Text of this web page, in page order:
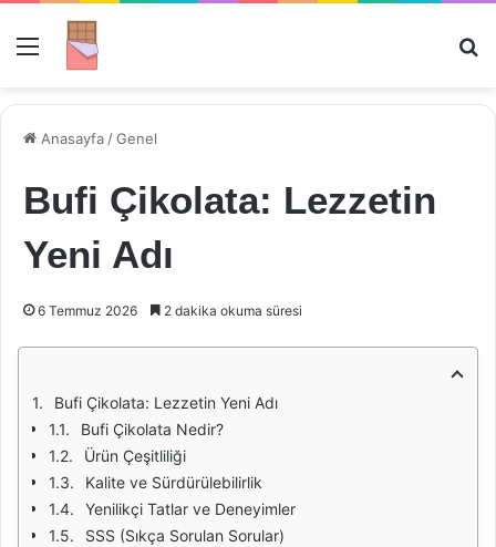
Menü
Anasayfa /Genel
Bufi Çikolata: Lezzetin
Yeni Adı
6 Temmuz 2026 2 dakika okuma süresi
Bufi Çikolata: Lezzetin Yeni Adı
Bufi Çikolata Nedir?
Ürün Çeşitliliği
Kalite ve Sürdürülebilirlik
Yenilikçi Tatlar ve Deneyimler
SSS (Sıkça Sorulan Sorular)